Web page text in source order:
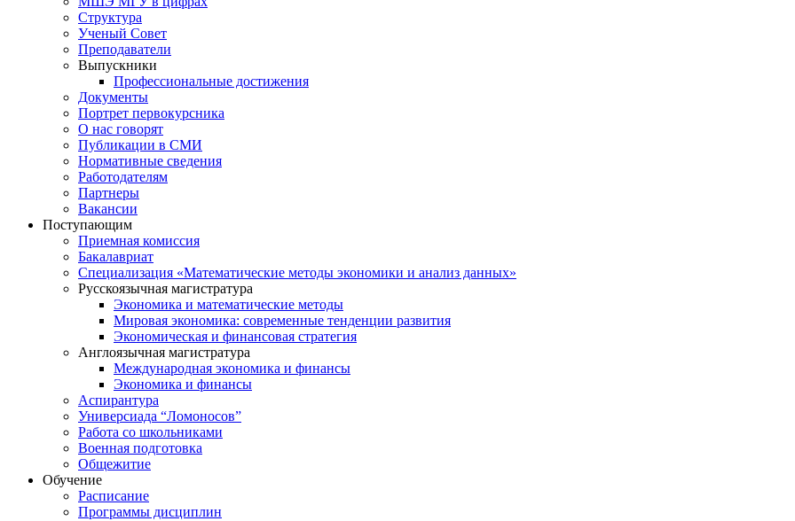
Структура
Ученый Совет
Преподаватели
Выпускники
Профессиональные достижения
Документы
Портрет первокурсника
О нас говорят
Публикации в СМИ
Нормативные сведения
Работодателям
Партнеры
Вакансии
Поступающим
Приемная комиссия
Бакалавриат
Специализация «Математические методы экономики и анализ данных»
Русскоязычная магистратура
Экономика и математические методы
Мировая экономика: современные тенденции развития
Экономическая и финансовая стратегия
Англоязычная магистратура
Международная экономика и финансы
Экономика и финансы
Аспирантура
Универсиада “Ломоносов”
Работа со школьниками
Военная подготовка
Общежитие
Обучение
Расписание
Программы дисциплин